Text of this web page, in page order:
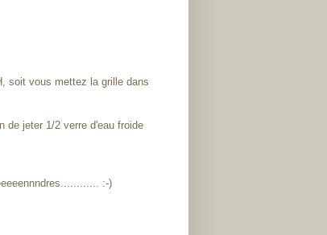
soit vous mettez la grille dans
de jeter 1/2 verre d'eau froide
:-)